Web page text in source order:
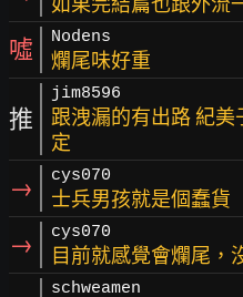
噓 Nodens
爛尾味好重
推
jim8596
跟洩漏的有出路 紀
定
→ cys070
士兵男孩就是個蠢貨
→ cys070
目前就感覺會爛尾，
schweamen